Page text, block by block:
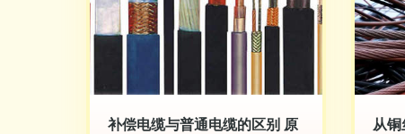
补偿电缆与普通电缆的区别 原
从